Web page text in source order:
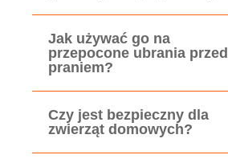
Jak używać go na
przepocone ubrania przed
praniem?
Czy jest bezpieczny dla
zwierząt domowych?